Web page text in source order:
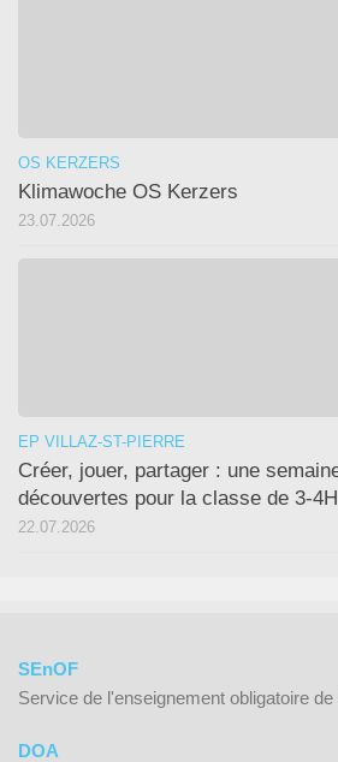
OS KERZERS
Klimawoche OS Kerzers
23.07.2026
EP VILLAZ-ST-PIERRE
Créer, jouer, partager : une
découvertes pour la classe de 3-
22.07.2026
SEnOF
Service de l'enseignement obligatoire
DOA